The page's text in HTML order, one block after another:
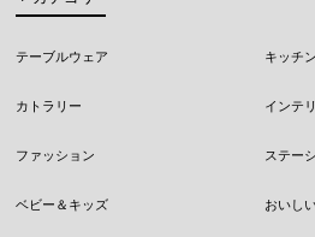
テーブルウェア キッチ
カトラリー インテ
ファッション ステー
ベビー＆キッズ おいし